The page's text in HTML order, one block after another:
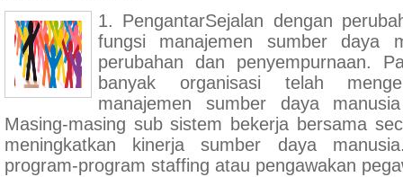
1. PengantarSejalan dengan
fungsi manajemen sumber daya
perubahan dan penyempurnaan.
banyak organisasi telah
manajemen sumber daya
Masing-masing sub sistem bekerja bersama
meningkatkan kinerja sumber daya
program-program staffing atau pengawakan